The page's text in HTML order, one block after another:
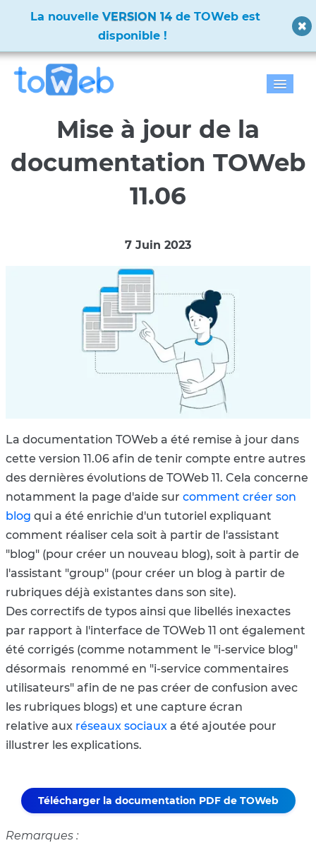
La nouvelle VERSION 14 de TOWeb est
disponible !
Accueil
Fonctions
Documentation
Mise à jour de la
documentation TOWeb
11.06
7 Juin 2023
La documentation TOWeb a été remise à jour dans
cette version 11.06 afin de tenir compte entre autres
des dernières évolutions de TOWeb 11. Cela concerne
notamment la page d'aide sur comment créer son
blog qui a été enrichie d'un tutoriel expliquant
comment réaliser cela soit à partir de l'assistant
"blog" (pour créer un nouveau blog), soit à partir de
l'assistant "group" (pour créer un blog à partir de
rubriques déjà existantes dans son site).
Des correctifs de typos ainsi que libellés inexactes
par rapport à l'interface de TOWeb 11 ont également
été corrigés (comme notamment le "i-service blog"
désormais renommé en "i-service commentaires
utilisateurs" afin de ne pas créer de confusion avec
les rubriques blogs) et une capture écran
relative aux réseaux sociaux a été ajoutée pour
illustrer les explications.
Télécharger la documentation PDF de TOWeb
Remarques :